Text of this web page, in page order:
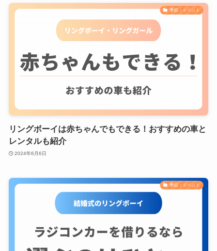
季節・イベント
リングボーイは赤ちゃんでもできる！おすすめの車と
レンタルも紹介
2024年6月6日
季節・イベント